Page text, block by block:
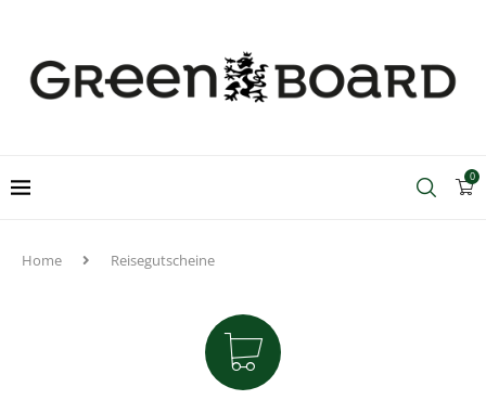
0
Home Reisegutscheine